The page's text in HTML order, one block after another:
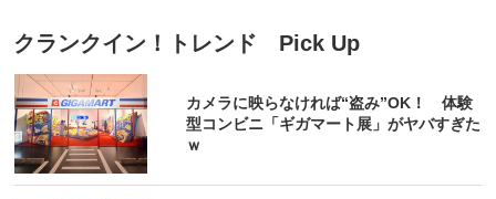
クランクイン！トレンド Pick Up
カメラに映らなければ“盗み”OK！ 体験
型コンビニ「ギガマート展」がヤバすぎた
ｗ